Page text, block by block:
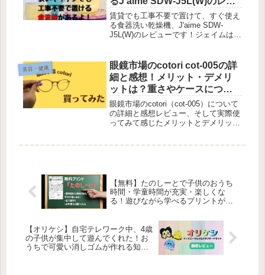
ュー！
賃貸でも工事不要で置けて、すぐ使え
る食器洗い乾燥機、J'aime SDW-
J5L(W)のレビューです！ジェイムは狭
ぐ置ける食洗機です！排水をバケツ等
にすればシンクから離れた場所にでも
置けます。
美容・健康
眼鏡市場のcotori cot-005の詳
細と感想！メリット・デメリ
ットは？重さやケースについ
ても
眼鏡市場のcotori（cot-005）について
の詳細と感想レビュー、そして実際使
ってみて感じたメリットとデメリット
【無料】たのしーとで子供のおうち
時間・学童時間が充実・楽しくな
る！遊びながら学べるプリントが全
【オリケシ】自宅テレワーク中、4歳
の子供が集中して遊んでくれた！お
うちで可愛い消しゴムが作れる知育